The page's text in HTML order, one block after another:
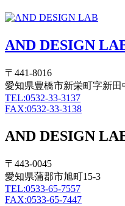
AND DESIGN
〒441-8016
愛知県豊橋市新栄町字新田
TEL:0532-33-3137
FAX:0532-33-3138
AND DESIGN
〒443-0045
愛知県蒲郡市旭町15-3
TEL:0533-65-7557
FAX:0533-65-7447